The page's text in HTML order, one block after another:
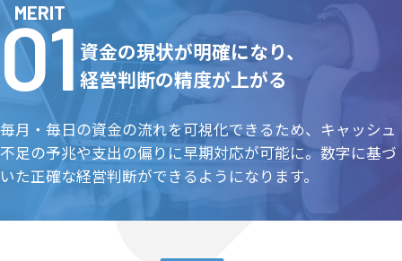
MERIT
資金の現状が明確になり、
経営判断の精度が上がる
毎月・毎日の資金の流れを可視化できるため、キャッシュ
不足の予兆や支出の偏りに早期対応が可能に。数字に基づ
いた正確な経営判断ができるようになります。